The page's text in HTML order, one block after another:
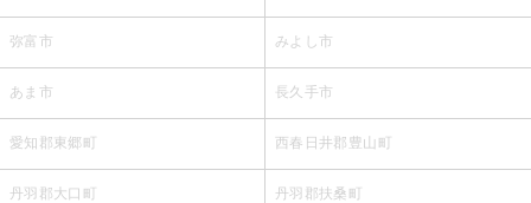
弥富市 みよし市
あま市 長久手市
愛知郡東郷町 西春日井郡豊山町
丹羽郡大口町 丹羽郡扶桑町